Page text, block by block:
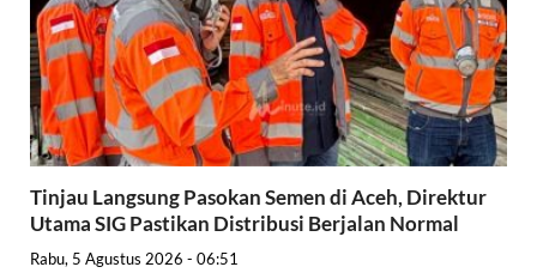
Tinjau Langsung Pasokan Semen di Aceh, Direktur
Utama SIG Pastikan Distribusi Berjalan Normal
Rabu, 5 Agustus 2026 - 06:51